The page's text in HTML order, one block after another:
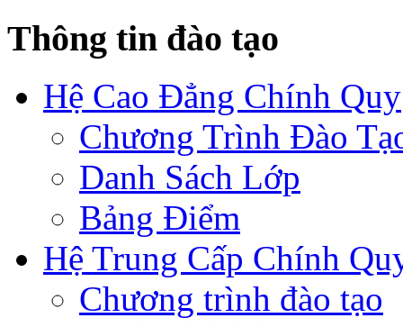
Thông tin đào tạo
Hệ Cao Đẳng Chính Quy
Chương Trình Đào
Danh Sách Lớp
Bảng Điểm
Hệ Trung Cấp Chính
Chương trình đào tạo